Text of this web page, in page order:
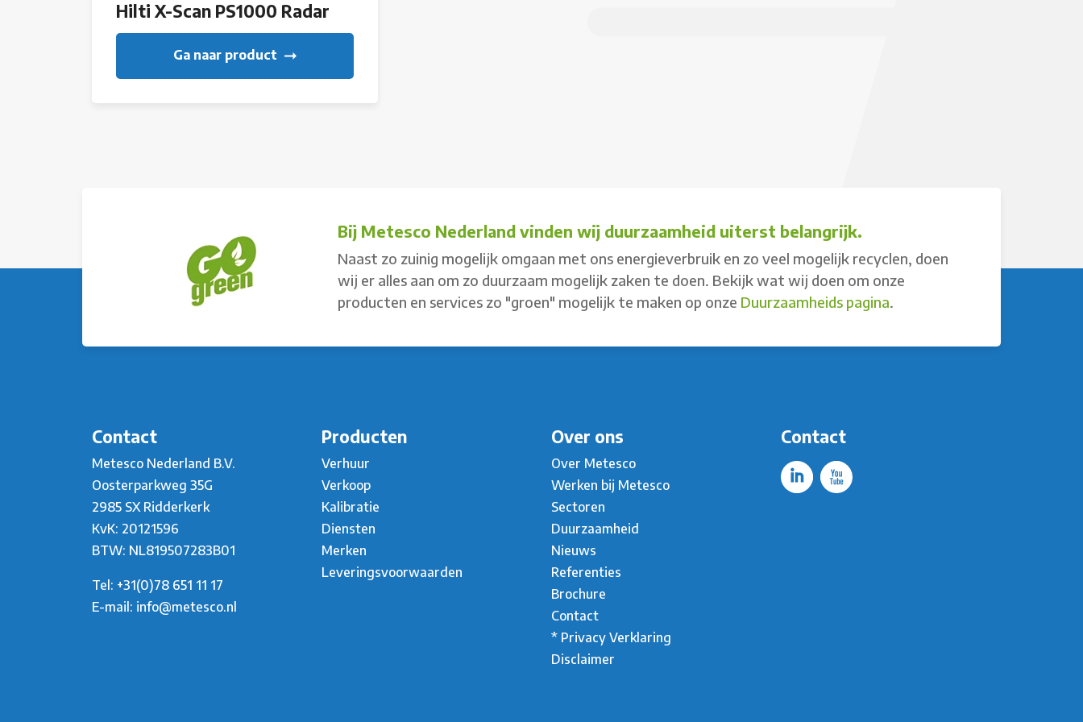
Hilti X-Scan PS1000 Radar
Ga naar product
Bij Metesco Nederland vinden wij duurzaamheid uiterst belangrijk.
Naast zo zuinig mogelijk omgaan met ons energieverbruik en zo veel mogelijk recyclen, doen
wij er alles aan om zo duurzaam mogelijk zaken te doen. Bekijk wat wij doen om onze
producten en services zo "groen" mogelijk te maken op onze Duurzaamheids pagina
Contact
Metesco Nederland B.V.
Oosterparkweg 35G
2985 SX Ridderkerk
KvK: 20121596
BTW: NL819507283B01
Tel: +31(0)78 651 11 17
E-mail: info@metesco.nl
Producten
Verhuur
Verkoop
Kalibratie
Diensten
Merken
Leveringsvoorwaarden
Over ons
Over Metesco
Werken bij Metesco
Sectoren
Duurzaamheid
Nieuws
Referenties
Brochure
Contact
* Privacy Verklaring
Disclaimer
Contact